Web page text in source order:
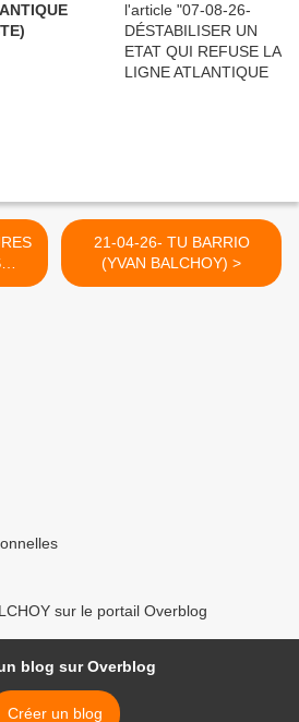
21-04-26- TU BARRIO
(YVAN BALCHOY) >
sur le portail Overblog
blog sur Overblog
Créer un blog